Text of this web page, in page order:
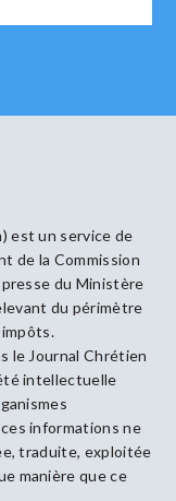
est un service de
de la Commission
du Ministère
du périmètre
impôts.
le Journal Chrétien
intellectuelle
informations ne
traduite, exploitée
manière que ce